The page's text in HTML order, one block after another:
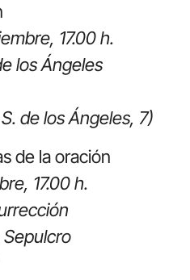
17.00 h.
los Ángeles
de los Ángeles, 7)
de la oración
17.00 h.
Sepulcro